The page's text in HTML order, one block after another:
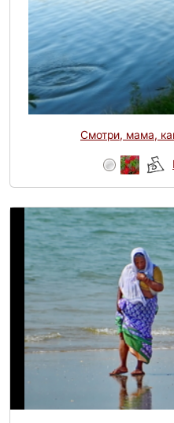
Смотри, мама,